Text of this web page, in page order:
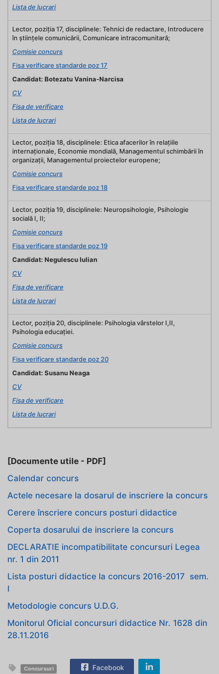
Lista de lucrari
Lector, poziţia 17, disciplinele: Tehnici de redactare, Introducere
în științele comunicării, Comunicare intracomunitară;
Comisie concurs
Fisa verificare standarde poz 17
Candidat: Botezatu Vanina-Narcisa
CV
Fisa de verificare
Lista de lucrari
Lector, poziţia 18, disciplinele: Etica afacerilor în relaţiile
internaţionale, Economie mondială, Managementul schimbării în
organizații, Managementul proiectelor europene;
Comisie concurs
Fisa verificare standarde poz 18
Lector, poziţia 19, disciplinele: Neuropsihologie, Psihologie
socială I, II;
Comisie concurs
Fisa verificare standarde poz 19
Candidat: Negulescu Iulian
CV
Fisa de verificare
Lista de lucrari
Lector, poziţia 20, disciplinele: Psihologia vârstelor I,II,
Psihologia educației.
Comisie concurs
Fisa verificare standarde poz 20
Candidat: Susanu Neaga
CV
Fisa de verificare
Lista de lucrari
[Documente utile - PDF]
Calendar concurs
Actele necesare la dosarul de inscriere la concurs
Cerere înscriere concurs posturi didactice
Coperta dosarului de inscriere la concurs
DECLARATIE incompatibilitate concursuri Legea
nr. 1 din 2011
Lista posturi didactice la concurs 2016-2017 sem.
I
Metodologie concurs U.D.G.
Monitorul Oficial concursuri didactice Nr. 1628 din
28.11.2016
Concursuri Facebook